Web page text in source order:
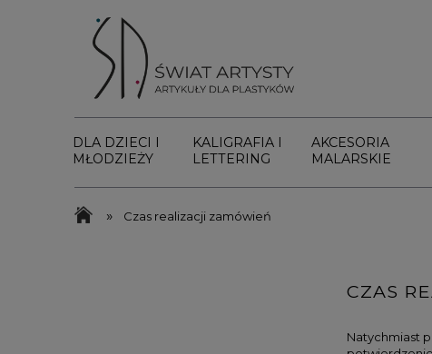
DLA DZIECI I
MŁODZIEŻY
KALIGRAFIA I
LETTERING
AKCESORIA
MALARSKIE
» Czas realizacji zamówień
CZAS
Natychmiast